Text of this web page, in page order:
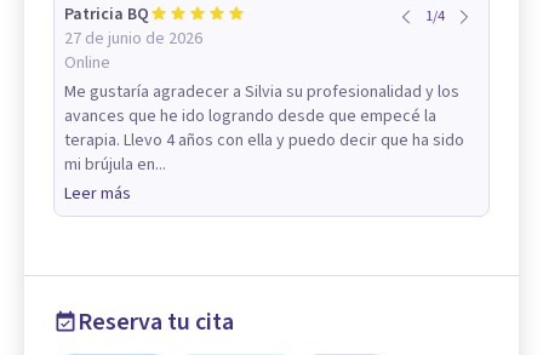
Patricia BQ
27 de junio de 2026
Online
1/4
Me gustaría agradecer a Silvia su profesionalidad y los
avances que he ido logrando desde que empecé la
terapia. Llevo 4 años con ella y puedo decir que ha sido
mi brújula en...
Leer más
Reserva tu cita